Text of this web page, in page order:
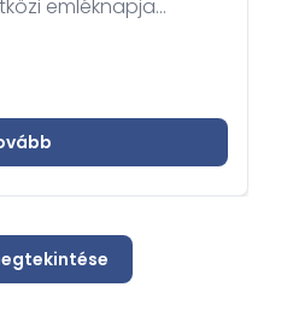
emléknapja